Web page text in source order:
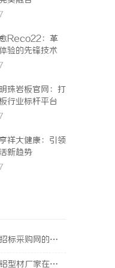
Reco22：革
验的先锋技术
珠岩板官网：打
行业标杆平台
祥大健康：引领
新趋势
优势，助力企业高效招标采购
造业中的重要角色与发展趋势